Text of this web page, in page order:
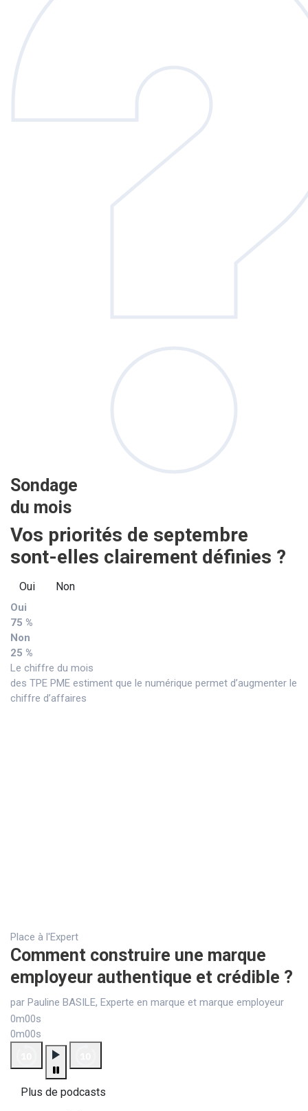
Sondage
du mois
Vos priorités de septembre
sont-elles clairement définies ?
Oui Non
Oui
75 %
Non
25 %
Le chiffre du mois
des TPE PME estiment que le numérique permet d’augmenter le
chiffre d’affaires
Place à l'Expert
Comment construire une marque
employeur authentique et crédible ?
par Pauline BASILE, Experte en marque et marque employeur
0m00s
0m00s
Plus de podcasts